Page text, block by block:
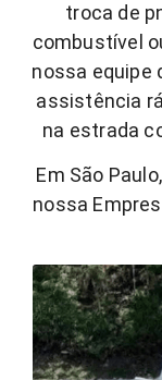
troca de
combustível
nossa equipe
assistência
na estrada
Em São
nossa